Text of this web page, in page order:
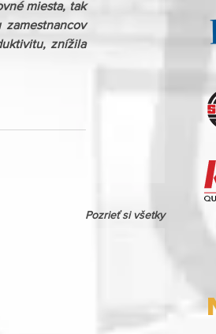
miesta, tak
znížila
Pozrieť si všetky